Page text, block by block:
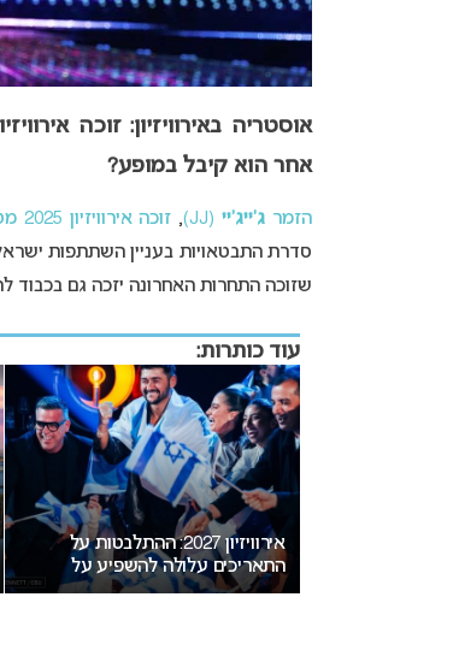
אוסטריה באירוויזיון: זוכה אירוויזיון 2025, ג’יי ג’יי, לא
אחר הוא קיבל במופע?
הזמר ג’ייג’יי(JJ)
, זוכה אירוויזיון 2025 מטעם אוסטריה
סדרת התבטאויות בעניין השתתפות
שזוכה התחרות האחרונה יזכה גם בכבוד להנחות את אירוויזיון 2026 אך
עוד כותרות:
דרמה בבולגריה: בורגס סוגרת פער
מסופיה במירוץ לאירוח אירוויזיון
2027